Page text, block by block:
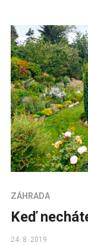
ZÁHRADA
Keď
24. 8. 2019